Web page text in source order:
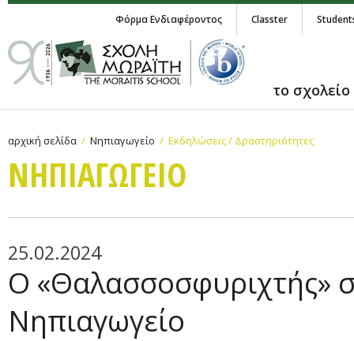
Φόρμα Ενδιαφέροντος Classter
το σχολείο
αρχική σελίδα Νηπιαγωγείο Εκδηλώσεις / Δραστηριότητες
ΝΗΠΙΑΓΩΓΕΙΟ
25.02.2024
Ο «Θαλασσοσφυριχτής»
Νηπιαγωγείο